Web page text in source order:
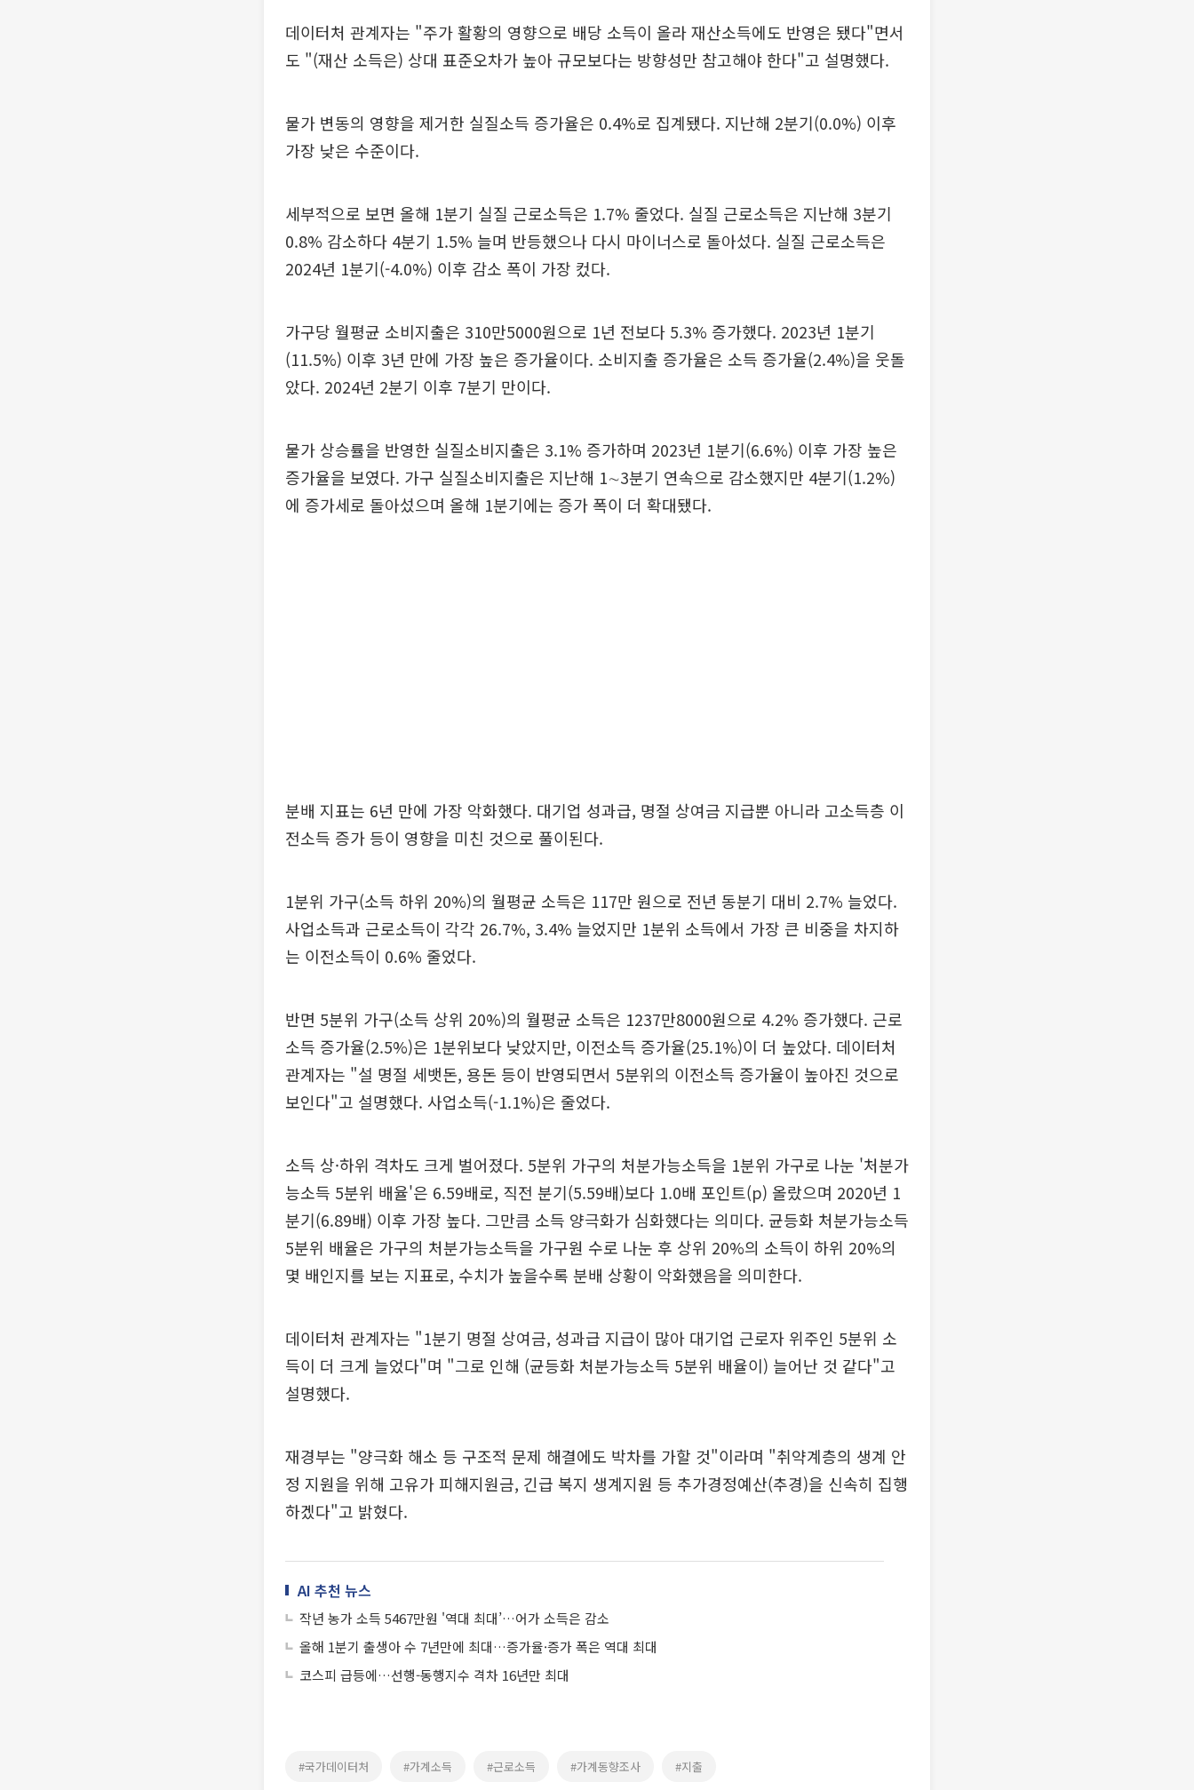
데이터처 관계자는 "주가 활황의 영향으로 배당 소득이 올라 재산소득에도 반영은 됐다"면서
도 "(재산 소득은) 상대 표준오차가 높아 규모보다는 방향성만 참고해야 한다"고 설명했다.
물가 변동의 영향을 제거한 실질소득 증가율은 0.4%로 집계됐다. 지난해 2분기(0.0%) 이후
가장 낮은 수준이다.
세부적으로 보면 올해 1분기 실질 근로소득은 1.7% 줄었다. 실질 근로소득은 지난해 3분기
0.8% 감소하다 4분기 1.5% 늘며 반등했으나 다시 마이너스로 돌아섰다. 실질 근로소득은
2024년 1분기(-4.0%) 이후 감소 폭이 가장 컸다.
가구당 월평균 소비지출은 310만5000원으로 1년 전보다 5.3% 증가했다. 2023년 1분기
(11.5%) 이후 3년 만에 가장 높은 증가율이다. 소비지출 증가율은 소득 증가율(2.4%)을 웃돌
았다. 2024년 2분기 이후 7분기 만이다.
물가 상승률을 반영한 실질소비지출은 3.1% 증가하며 2023년 1분기(6.6%) 이후 가장 높은
증가율을 보였다. 가구 실질소비지출은 지난해 1∼3분기 연속으로 감소했지만 4분기(1.2%)
에 증가세로 돌아섰으며 올해 1분기에는 증가 폭이 더 확대됐다.
분배 지표는 6년 만에 가장 악화했다. 대기업 성과급, 명절 상여금 지급뿐 아니라 고소득층 이
전소득 증가 등이 영향을 미친 것으로 풀이된다.
1분위 가구(소득 하위 20%)의 월평균 소득은 117만 원으로 전년 동분기 대비 2.7% 늘었다.
사업소득과 근로소득이 각각 26.7%, 3.4% 늘었지만 1분위 소득에서 가장 큰 비중을 차지하
는 이전소득이 0.6% 줄었다.
반면 5분위 가구(소득 상위 20%)의 월평균 소득은 1237만8000원으로 4.2% 증가했다. 근로
소득 증가율(2.5%)은 1분위보다 낮았지만, 이전소득 증가율(25.1%)이 더 높았다. 데이터처
관계자는 "설 명절 세뱃돈, 용돈 등이 반영되면서 5분위의 이전소득 증가율이 높아진 것으로
보인다"고 설명했다. 사업소득(-1.1%)은 줄었다.
소득 상·하위 격차도 크게 벌어졌다. 5분위 가구의 처분가능소득을 1분위 가구로 나눈 '처분가
능소득 5분위 배율'은 6.59배로, 직전 분기(5.59배)보다 1.0배 포인트(p) 올랐으며 2020년 1
분기(6.89배) 이후 가장 높다. 그만큼 소득 양극화가 심화했다는 의미다. 균등화 처분가능소득
5분위 배율은 가구의 처분가능소득을 가구원 수로 나눈 후 상위 20%의 소득이 하위 20%의
몇 배인지를 보는 지표로, 수치가 높을수록 분배 상황이 악화했음을 의미한다.
데이터처 관계자는 "1분기 명절 상여금, 성과급 지급이 많아 대기업 근로자 위주인 5분위 소
득이 더 크게 늘었다"며 "그로 인해 (균등화 처분가능소득 5분위 배율이) 늘어난 것 같다"고
설명했다.
재경부는 "양극화 해소 등 구조적 문제 해결에도 박차를 가할 것"이라며 "취약계층의 생계 안
정 지원을 위해 고유가 피해지원금, 긴급 복지 생계지원 등 추가경정예산(추경)을 신속히 집행
하겠다"고 밝혔다.
AI 추천 뉴스
작년 농가 소득 5467만원 '역대 최대’…어가 소득은 감소
올해 1분기 출생아 수 7년만에 최대…증가율·증가 폭은 역대 최대
코스피 급등에…선행-동행지수 격차 16년만 최대
#국가데이터처 #가계소득 #근로소득 #가계동향조사 #지출